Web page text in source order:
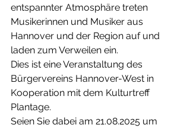
entspannter Atmosphäre treten
Musikerinnen und Musiker aus
Hannover und der Region auf und
laden zum Verweilen ein.
Dies ist eine Veranstaltung des
Bürgervereins Hannover-West in
Kooperation mit dem Kulturtreff
Plantage.
Seien Sie dabei am 21.08.2025 um